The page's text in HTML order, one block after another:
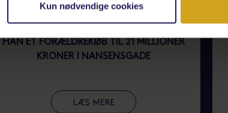
Kun nødvendige cookies
HAN ET FORÆLDREKØB TIL 21 MILLIONER
KRONER I NANSENSGADE
LÆS MERE